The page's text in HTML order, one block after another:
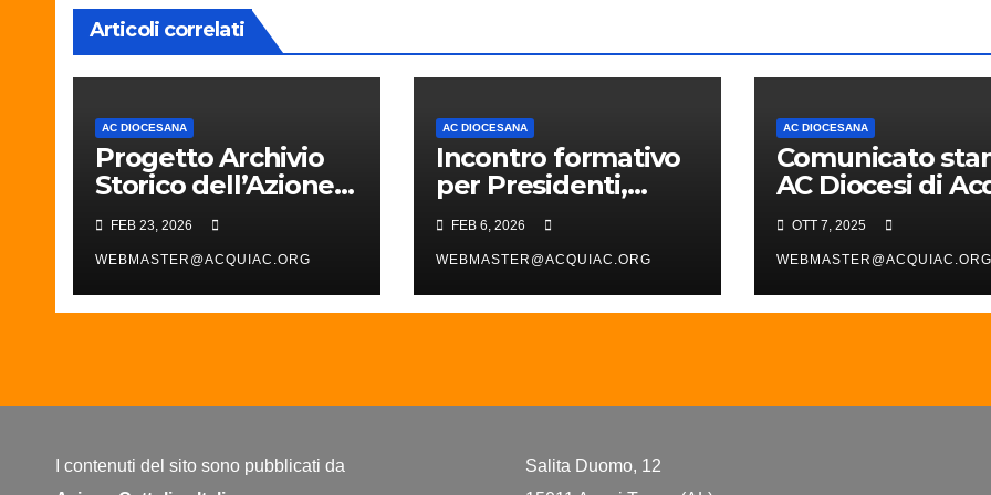
Articoli correlati
AC DIOCESANA
Progetto Archivio
Storico dell’Azione
Cattolica e del
Movimento
Cattolico in Diocesi
di Acqui
FEB 23, 2026
WEBMASTER@ACQUIAC.ORG
AC DIOCESANA
Incontro formativo
per Presidenti,
assistenti,
Responsabili
parrocchiali e
diocesani
FEB 6, 2026
WEBMASTER@ACQUIAC.ORG
AC DIOCESANA
Comunicato
AC Diocesi di
OTT 7, 2025
WEBMASTER@ACQUIAC.ORG
I contenuti del sito sono pubblicati da
Salita Duomo, 12